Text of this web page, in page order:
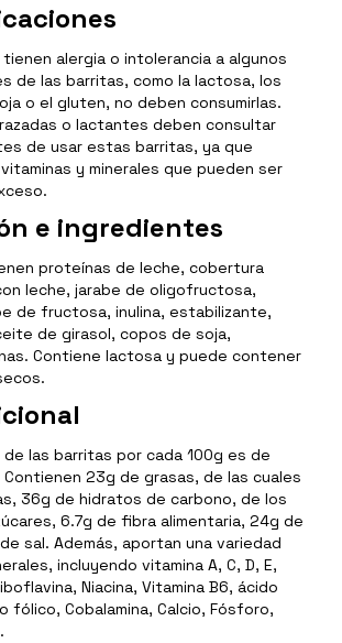
alergia o intolerancia a algunos
de las barritas, como la lactosa, los
o el gluten, no deben consumirlas.
o lactantes deben consultar
de usar estas barritas, ya que
y minerales que pueden ser
e ingredientes
proteínas de leche, cobertura
leche, jarabe de oligofructosa,
de fructosa, inulina, estabilizante,
de girasol, copos de soja,
Contiene lactosa y puede contener
de las barritas por cada 100g es de
23g de grasas, de las cuales
36g de hidratos de carbono, de los
6.7g de fibra alimentaria, 24g de
sal. Además, aportan una variedad
incluyendo vitamina A, C, D, E,
Niacina, Vitamina B6, ácido
fólico, Cobalamina, Calcio, Fósforo,